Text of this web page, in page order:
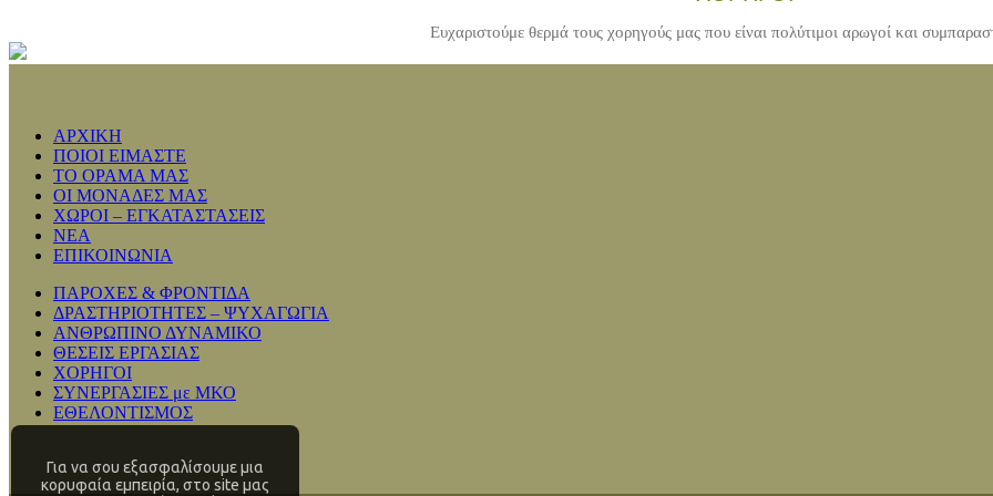
Ευχαριστούμε θερμά τους χορηγούς μας που είναι πολύτιμοι αρωγοί και
ΑΡΧΙΚΗ
ΠΟΙΟΙ ΕΙΜΑΣΤΕ
ΤΟ ΟΡΑΜΑ ΜΑΣ
ΟΙ ΜΟΝΑΔΕΣ ΜΑΣ
ΧΩΡΟΙ – ΕΓΚΑΤΑΣΤΑΣΕΙΣ
ΝΕΑ
ΕΠΙΚΟΙΝΩΝΙΑ
ΠΑΡΟΧΕΣ & ΦΡΟΝΤΙΔΑ
ΔΡΑΣΤΗΡΙΟΤΗΤΕΣ – ΨΥΧΑΓΩΓΙΑ
ΑΝΘΡΩΠΙΝΟ ΔΥΝΑΜΙΚΟ
ΘΕΣΕΙΣ ΕΡΓΑΣΙΑΣ
ΧΟΡΗΓΟΙ
ΣΥΝΕΡΓΑΣΙΕΣ με ΜΚΟ
ΕΘΕΛΟΝΤΙΣΜΟΣ
Για να σου εξασφαλίσουμε μια
κορυφαία εμπειρία, στο site μας